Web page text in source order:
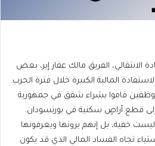
الفريق مالك عقار إير، بعض
المالية الكبيرة خلال فترة الحرب.
قاموا بشراء شقق في جمهورية
إلى قطع أراضٍ سكنية في بورتسودان.
خفية، بل إنهم يرونها ويعرفونها
تجاه الفساد المالي الذي قد يكون